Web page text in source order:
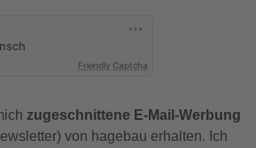
Friendly Captcha
zugeschnittene E-Mail-Werbung
von hagebau erhalten. Ich